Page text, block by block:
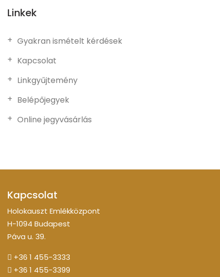
Linkek
Gyakran ismételt kérdések
Kapcsolat
Linkgyűjtemény
Belépőjegyek
Online jegyvásárlás
Kapcsolat
Holokauszt Emlékközpont
H-1094 Budapest
Páva u. 39.
+36 1 455-3333
+36 1 455-3399